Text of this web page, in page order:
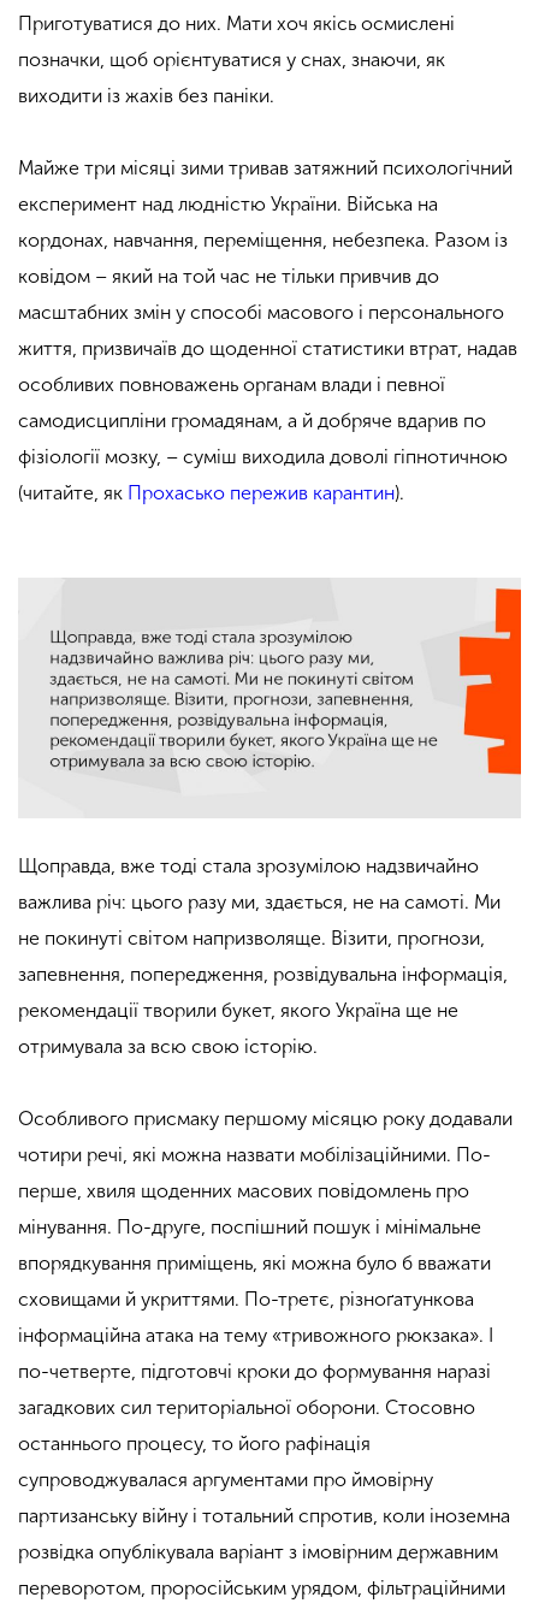
Приготуватися до них. Мати хоч якісь осмислені
позначки, щоб орієнтуватися у снах, знаючи, як
виходити із жахів без паніки.
Майже три місяці зими тривав затяжний психологічний
експеримент над людністю України. Війська на
кордонах, навчання, переміщення, небезпека. Разом із
ковідом – який на той час не тільки привчив до
масштабних змін у способі масового і персонального
життя, призвичаїв до щоденної статистики втрат, надав
особливих повноважень органам влади і певної
самодисципліни громадянам, а й добряче вдарив по
фізіології мозку, – суміш виходила доволі гіпнотичною
(читайте, як Прохасько пережив карантин).
Щоправда, вже тоді стала зрозумілою надзвичайно
важлива річ: цього разу ми, здається, не на самоті. Ми
не покинуті світом напризволяще. Візити, прогнози,
запевнення, попередження, розвідувальна інформація,
рекомендації творили букет, якого Україна ще не
отримувала за всю свою історію.
Особливого присмаку першому місяцю року додавали
чотири речі, які можна назвати мобілізаційними. По-
перше, хвиля щоденних масових повідомлень про
мінування. По-друге, поспішний пошук і мінімальне
впорядкування приміщень, які можна було б вважати
сховищами й укриттями. По-третє, різноґатункова
інформаційна атака на тему «тривожного рюкзака». І
по-четверте, підготовчі кроки до формування наразі
загадкових сил територіальної оборони. Стосовно
останнього процесу, то його рафінація
супроводжувалася аргументами про ймовірну
партизанську війну і тотальний спротив, коли іноземна
розвідка опублікувала варіант з імовірним державним
переворотом, проросійським урядом, фільтраційними